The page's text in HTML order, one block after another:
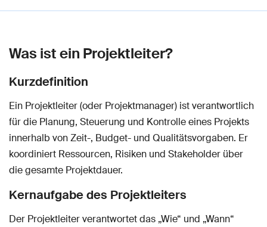
Was ist ein Projektleiter?
Kurzdefinition
Ein Projektleiter (oder Projektmanager) ist verantwortlich
für die Planung, Steuerung und Kontrolle eines Projekts
innerhalb von Zeit-, Budget- und Qualitätsvorgaben. Er
koordiniert Ressourcen, Risiken und Stakeholder über
die gesamte Projektdauer.
Kernaufgabe des Projektleiters
Der Projektleiter verantwortet das „Wie“ und „Wann“